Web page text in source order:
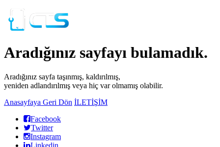
Aradığınız sayfayı bulamadık.
Aradığınız sayfa taşınmış, kaldırılmış,
yeniden adlandırılmış veya hiç var olmamış olabilir.
Anasayfaya Geri Dön İLETİŞİM
Facebook
Twitter
Instagram
Linkedin